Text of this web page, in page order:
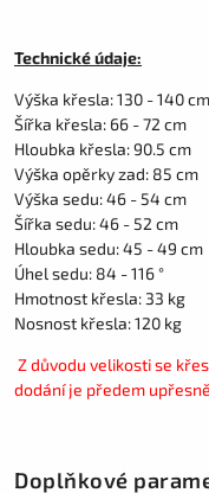
Technické údaje:
Výška křesla: 130 - 140 cm
Šířka křesla: 66 - 72 cm
Hloubka křesla: 90.5 cm
Výška opěrky zad: 85 cm
Výška sedu: 46 - 54 cm
Šířka sedu: 46 - 52 cm
Hloubka sedu: 45 - 49 cm
Úhel sedu: 84 - 116 °
Hmotnost křesla: 33 kg
Nosnost křesla: 120 kg
Z důvodu velikosti se
dodání je předem
Doplňkové